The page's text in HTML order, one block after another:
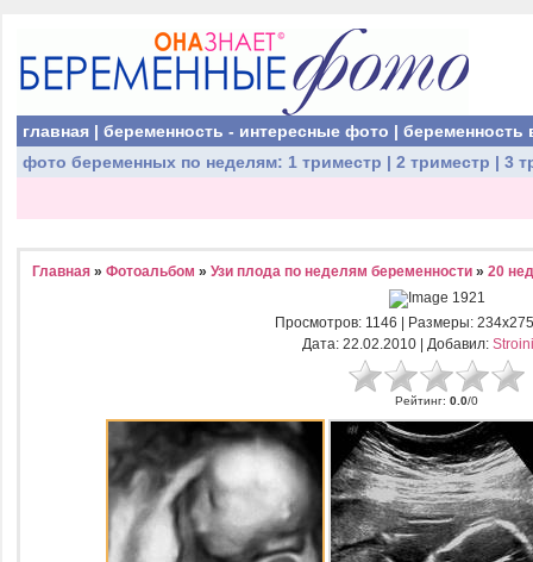
главная | беременность - интересные фото | беременность
фото беременных по неделям: 1 триместр | 2 триместр | 3
Главная » Фотоальбом » Узи плода по неделям беременности » 20
Просмотров: 1146 | Размеры:
Дата: 22.02.2010 | Добавил:
Рейтинг: 0.0/0